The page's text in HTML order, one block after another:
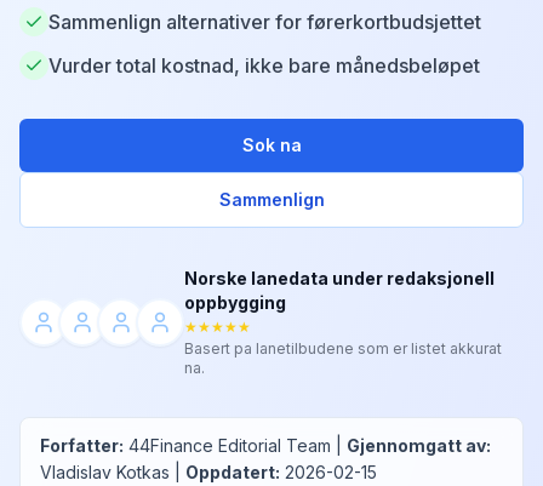
Sammenlign alternativer for førerkortbudsjettet
Vurder total kostnad, ikke bare månedsbeløpet
Sok na
Sammenlign
Norske lanedata under redaksjonell
oppbygging
★★★★★
Basert pa lanetilbudene som er listet akkurat
na.
Forfatter: 44Finance Editorial Team Gjennomgatt av:
Vladislav Kotkas
Oppdatert: 2026-02-15